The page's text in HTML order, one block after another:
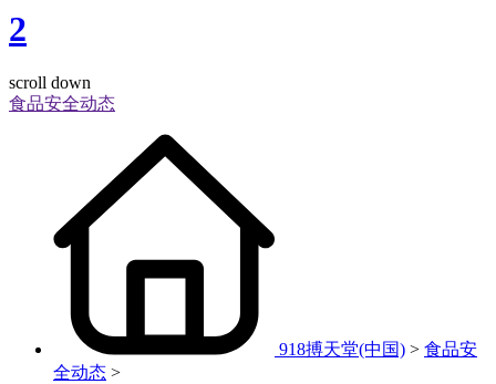
2
scroll down
食品安全动态
918搏天堂(中国) > 食品安
全动态 >